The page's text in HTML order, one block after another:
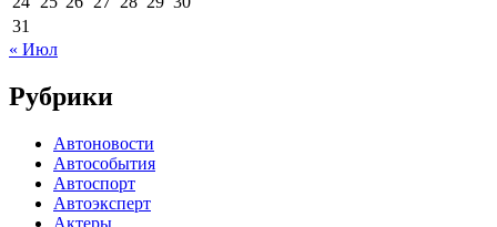
31
« Июл
Рубрики
Автоновости
Автособытия
Автоспорт
Автоэксперт
Актеры